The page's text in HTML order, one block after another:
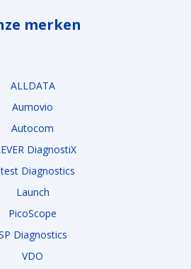
merken
ALLDATA
Aumovio
Autocom
DiagnostiX
Diagnostics
Launch
PicoScope
Diagnostics
VDO